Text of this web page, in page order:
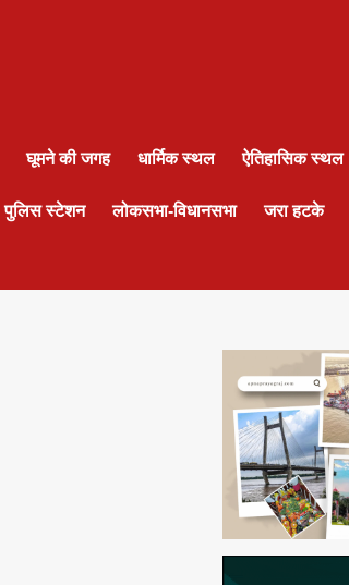
घूमने की जगह धार्मिक स्थल ऐतिहासिक स्थल
पुलिस स्टेशन लोकसभा-विधानसभा जरा हटके